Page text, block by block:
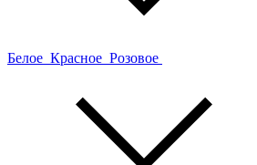
Белое Красное Розовое